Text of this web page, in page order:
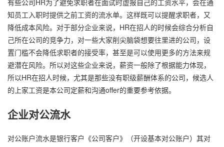
知员工入职时提供之前工资的流水单。这样既可以提醒求职者，又
降低成本风险。对于部分企业来说，HR在招人的时候会综合分析自
己所在公司的竞争力，对一些大家削尖脑袋想要往里进的公司，设
置门槛不会降低求职者的接受率，甚至是可以使用更多的方法来规
避潜在风险。所以对这些企业来说，薪资一般除了根据能力体现，
所以HR在招人时候，尤其是那些没有职级薪酬体系的公司，候选人
的上家工资是本公司定薪和沟通offer的重要参考依据。
企业对公流水
对公账户流水是银行客户《公司客户》（开设基本对公账户）其对